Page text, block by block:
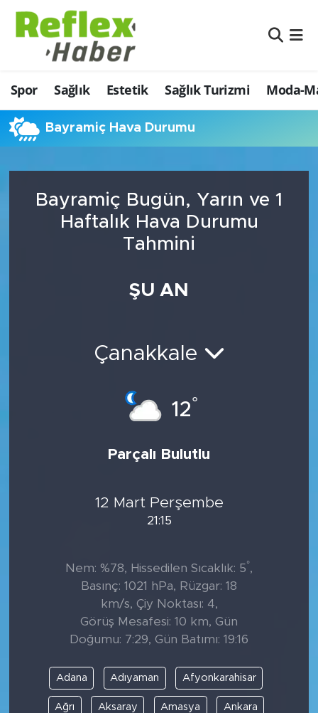
Spor Sağlık Estetik Sağlık Turizmi Moda-
Bayramiç Hava Durumu
Bayramiç Bugün, Yarın ve 1
Haftalık Hava Durumu
Tahmini
ŞU AN
Çanakkale
12°
Parçalı Bulutlu
12 Mart Perşembe
21:15
Nem: %78, Hissedilen Sıcaklık: 5°,
Basınç: 1021 hPa, Rüzgar: 18
km/s, Çiy Noktası: 4,
Görüş Mesafesi: 10 km, Gün
Doğumu: 7:29, Gün Batımı: 19:16
Adana Adıyaman Afyonkarahisar
Ağrı Aksaray Amasya Ankara
Eğitim
Estetik
Firmalardan
İş ve Ekonomi
Moda-Magazin-Eğlence
Nöbetçi Eczaneler
Hava Durumu
Namaz Vakitleri
Şampiyonlar Ligi Puan Durumu ve Fikstür
Tüm Manşetler